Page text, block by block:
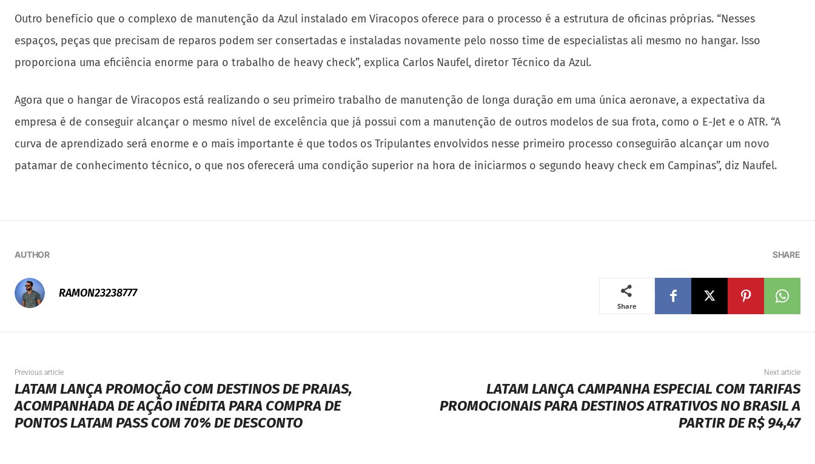
Outro benefício que o complexo de manutenção da Azul instalado em Viracopos oferece para o processo é a estrutura de oficinas próprias. “Nesses
espaços, peças que precisam de reparos podem ser consertadas e instaladas novamente pelo nosso time de especialistas ali mesmo no hangar. Isso
proporciona uma eficiência enorme para o trabalho de heavy check”, explica Carlos Naufel, diretor Técnico da Azul.
Agora que o hangar de Viracopos está realizando o seu primeiro trabalho de manutenção de longa duração em uma única aeronave, a expectativa da
empresa é de conseguir alcançar o mesmo nível de excelência que já possui com a manutenção de outros modelos de sua frota, como o E-Jet e o ATR. “A
curva de aprendizado será enorme e o mais importante é que todos os Tripulantes envolvidos nesse primeiro processo conseguirão alcançar um novo
patamar de conhecimento técnico, o que nos oferecerá uma condição superior na hora de iniciarmos o segundo heavy check em Campinas”, diz Naufel.
AUTHOR
RAMON23238777
SHARE
Share
Previous article
LATAM LANÇA PROMOÇÃO COM DESTINOS DE PRAIAS,
ACOMPANHADA DE AÇÃO INÉDITA PARA COMPRA DE
PONTOS LATAM PASS COM 70% DE DESCONTO
Next article
LATAM LANÇA CAMPANHA ESPECIAL COM TARIFAS
PROMOCIONAIS PARA DESTINOS ATRATIVOS NO BRASIL A
PARTIR DE R$ 94,47